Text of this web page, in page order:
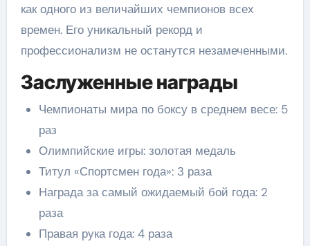
как одного из величайших чемпионов всех
времен. Его уникальный рекорд и
профессионализм не останутся незамеченными.
Заслуженные награды
Чемпионаты мира по боксу в среднем весе: 5
раз
Олимпийские игры: золотая медаль
Титул «Спортсмен года»: 3 раза
Награда за самый ожидаемый бой года: 2
раза
Правая рука года: 4 раза